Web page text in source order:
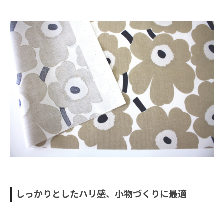
しっかりとしたハリ感、小物づくりに最適